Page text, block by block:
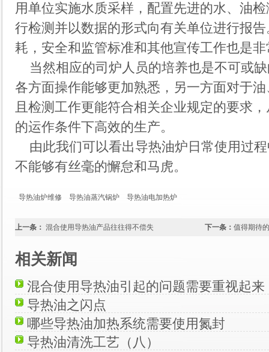
用单位实施水质采样，配置先进的水、油
行检测并以数据的形式向有关单位进行报
耗，安全和监管标准和其他宣传工作也是
当然相应的司炉人员的培养也是不可或
各方面操作能够更加熟悉，另一方面对于
且检测工作更能符合相关企业规定的要求
的运作条件下高效的生产。
由此我们可以看出导热油炉日常使用过
不能够有丝毫的懈怠和马虎。
导热油炉维修 导热油蒸汽锅炉 导热油电加热炉
上一条： 混合使用导热油产品往往得不偿失 下一条：值得期待
相关新闻
混合使用导热油引起的问题需要重视起来
导热油之闪点
哪些导热油加热系统需要使用氮封
导热油清洗工艺（八）